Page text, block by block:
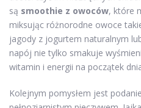
są smoothie z owoców, które
miksując różnorodne owoce
jagody z jogurtem naturalnym
napój nie tylko smakuje
witamin i energii na początek
Kolejnym pomysłem jest podanie